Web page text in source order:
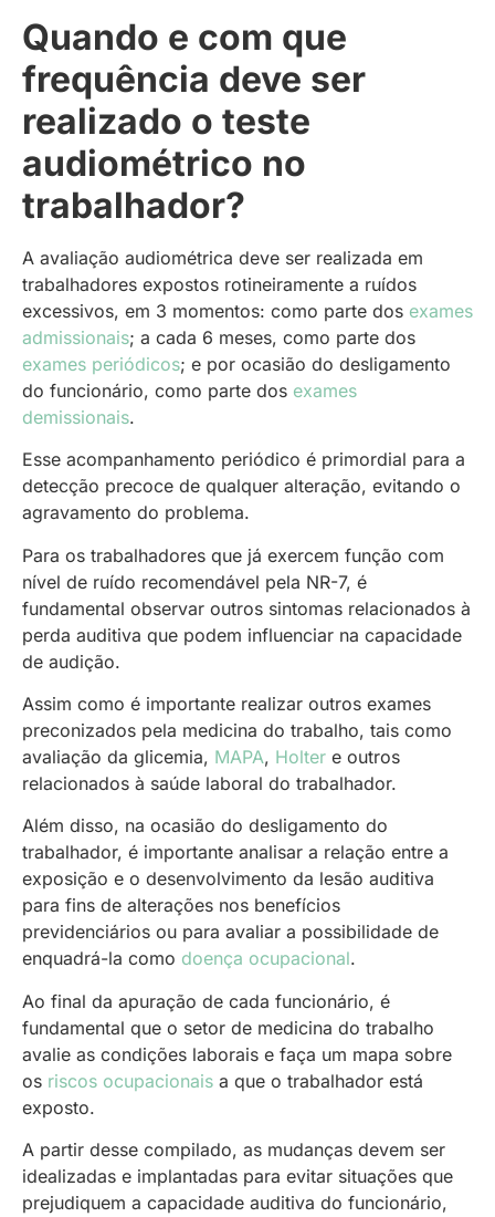
Quando e com que
frequência deve ser
realizado o teste
audiométrico no
trabalhador?
A avaliação audiométrica deve ser realizada em
trabalhadores expostos rotineiramente a ruídos
excessivos, em 3 momentos: como parte dos exames
admissionais; a cada 6 meses, como parte dos
exames periódicos; e por ocasião do desligamento
do funcionário, como parte dos exames
demissionais.
Esse acompanhamento periódico é primordial para a
detecção precoce de qualquer alteração, evitando o
agravamento do problema.
Para os trabalhadores que já exercem função com
nível de ruído recomendável pela NR-7, é
fundamental observar outros sintomas relacionados à
perda auditiva que podem influenciar na capacidade
de audição.
Assim como é importante realizar outros exames
preconizados pela medicina do trabalho, tais como
avaliação da glicemia, MAPA, Holter e outros
relacionados à saúde laboral do trabalhador.
Além disso, na ocasião do desligamento do
trabalhador, é importante analisar a relação entre a
exposição e o desenvolvimento da lesão auditiva
para fins de alterações nos benefícios
previdenciários ou para avaliar a possibilidade de
enquadrá-la como doença ocupacional.
Ao final da apuração de cada funcionário, é
fundamental que o setor de medicina do trabalho
avalie as condições laborais e faça um mapa sobre
os riscos ocupacionais a que o trabalhador está
exposto.
A partir desse compilado, as mudanças devem ser
idealizadas e implantadas para evitar situações que
prejudiquem a capacidade auditiva do funcionário,